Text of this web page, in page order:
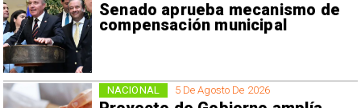
Senado aprueba mecanismo de
compensación municipal
5 De Agosto De 2026
NACIONAL